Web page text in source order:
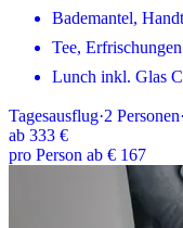
Bademantel,
Tee,
Lunch inkl. Glas
Tagesausflug·2 Personen·
ab 333 €
pro Person ab € 167